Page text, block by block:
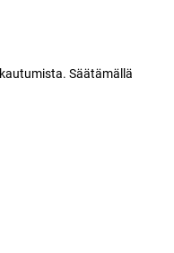
Säätämällä